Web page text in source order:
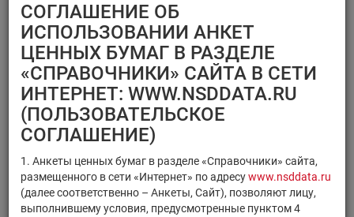
СОГЛАШЕНИЕ ОБ
ИСПОЛЬЗОВАНИИ АНКЕТ
ЦЕННЫХ БУМАГ В РАЗДЕЛЕ
«СПРАВОЧНИКИ» САЙТА В СЕТИ
ИНТЕРНЕТ: WWW.NSDDATA.RU
(ПОЛЬЗОВАТЕЛЬСКОЕ
СОГЛАШЕНИЕ)
1. Анкеты ценных бумаг в разделе «Справочники» сайта,
размещенного в сети «Интернет» по адресуwww.nsddata.ru
(далее соответственно – Анкеты, Сайт), позволяют лицу,
выполнившему условия, предусмотренные пунктом 4
Перечень ценных бумаг,
по которым
Тип идентификатора ц.б.
×
Регистрационный номер
×
ISIN
Очистить фильтр
Поиск